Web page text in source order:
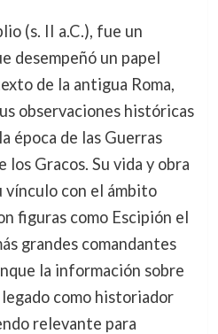
(s. II a.C.), fue un
desempeñó un papel
de la antigua Roma,
observaciones históricas
época de las Guerras
los Gracos. Su vida y obra
vínculo con el ámbito
figuras como Escipión el
grandes comandantes
la información sobre
como historiador
relevante para